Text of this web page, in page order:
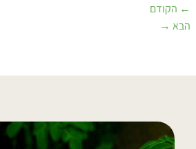
← הקודם
הבא →